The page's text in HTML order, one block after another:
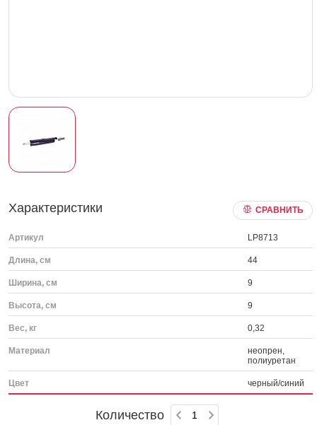
Характеристики СРАВНИТЬ
Артикул LP8713
Длина, см 44
Ширина, см 9
Высота, см 9
Вес, кг 0,32
Материал
неопрен,
полиуретан
Цвет черный/синий
Количество